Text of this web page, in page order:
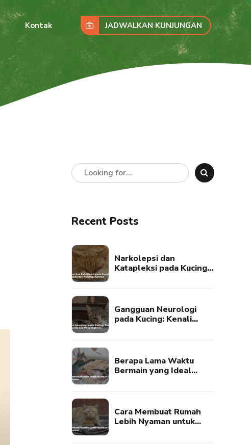
JADWALKAN KUNJUNGAN
Kontak
Recent Posts
Narkolepsi dan
Katapleksi pada Kucing:
Gangguan Neurologi
pada Kucing: Kenali
Berapa Lama Waktu
Bermain yang Ideal
Cara Membuat Rumah
Lebih Nyaman untuk